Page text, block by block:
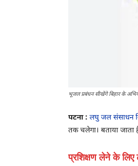
भूजल प्रबंधन सीखेंगे बिहार के
पटना : लघु जल संसाधन
तक चलेगा। बताया जाता
प्रशिक्षण लेने के